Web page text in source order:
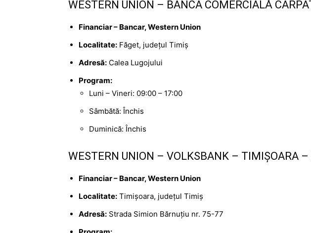
WESTERN UNION – BANCA COMERCIALĂ
Financiar – Bancar, Western Union
Localitate: Făget, județul Timiș
Adresă: Calea Lugojului
Program:
Luni – Vineri: 09:00 – 17:00
Sâmbătă: Închis
Duminică: Închis
WESTERN UNION – VOLKSBANK – TIMIȘOARA
Financiar – Bancar, Western Union
Localitate: Timișoara, județul Timiș
Adresă: Strada Simion Bărnuțiu nr. 75-77